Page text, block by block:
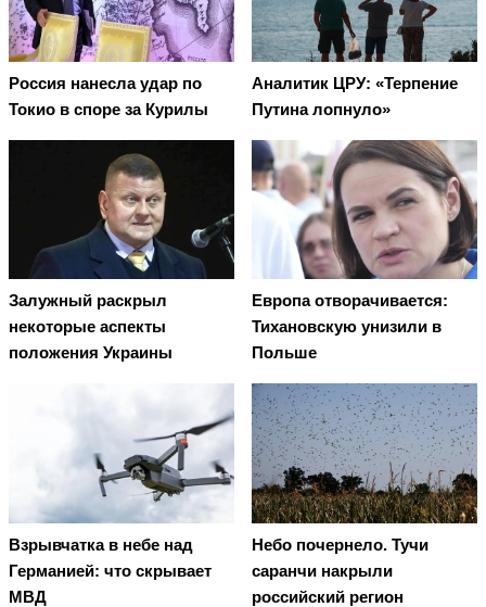
Россия нанесла удар по
Токио в споре за Курилы
Аналитик ЦРУ: «Терпение
Путина лопнуло»
Залужный раскрыл
некоторые аспекты
положения Украины
Европа отворачивается:
Тихановскую унизили в
Польше
Взрывчатка в небе над
Германией: что скрывает
МВД
Небо почернело. Тучи
саранчи накрыли
российский регион